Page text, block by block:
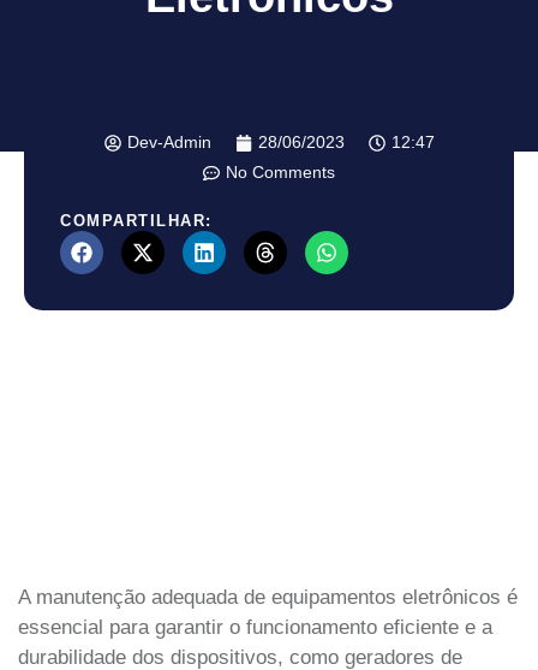
Dev-Admin 28/06/2023
12:47
No Comments
COMPARTILHAR:
A manutenção adequada de equipamentos eletrônicos é
essencial para garantir o funcionamento eficiente e a
durabilidade dos dispositivos, como geradores de